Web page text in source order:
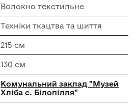
Волокно текстильне
Техніки ткацтва та шиття
215 см
130 см
Комунальний заклад "Музей
Хліба с. Білопілля"